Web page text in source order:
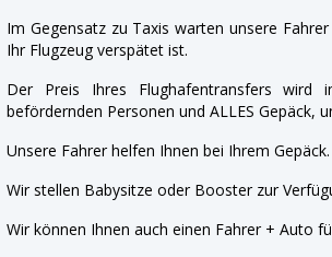
Im Gegensatz zu Taxis warten unsere
Ihr Flugzeug verspätet ist.
Der Preis Ihres Flughafentransfers
befördernden Personen und ALLES Gepäck,
Unsere Fahrer helfen Ihnen bei Ihrem Gepäck.
Wir stellen Babysitze oder Booster zur
Wir können Ihnen auch einen Fahrer + Auto